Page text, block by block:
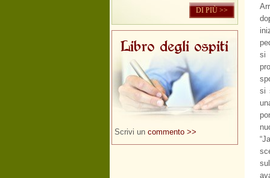
si
si
DI PIÙ >>
Libro degli ospiti
Scrivi un commento >>